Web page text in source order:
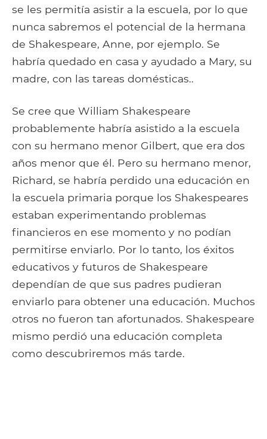
se les permitía asistir a la escuela, por lo que
nunca sabremos el potencial de la hermana
de Shakespeare, Anne, por ejemplo. Se
habría quedado en casa y ayudado a Mary, su
madre, con las tareas domésticas..
Se cree que William Shakespeare
probablemente habría asistido a la escuela
con su hermano menor Gilbert, que era dos
años menor que él. Pero su hermano menor,
Richard, se habría perdido una educación en
la escuela primaria porque los Shakespeares
estaban experimentando problemas
financieros en ese momento y no podían
permitirse enviarlo. Por lo tanto, los éxitos
educativos y futuros de Shakespeare
dependían de que sus padres pudieran
enviarlo para obtener una educación. Muchos
otros no fueron tan afortunados. Shakespeare
mismo perdió una educación completa
como descubriremos más tarde.